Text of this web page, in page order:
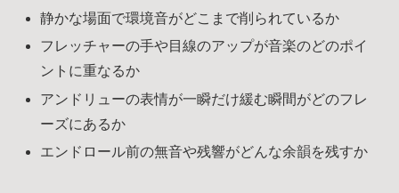
静かな場面で環境音がどこまで削られているか
フレッチャーの手や目線のアップが音楽のどのポイ
ントに重なるか
アンドリューの表情が一瞬だけ緩む瞬間がどのフレ
ーズにあるか
エンドロール前の無音や残響がどんな余韻を残すか